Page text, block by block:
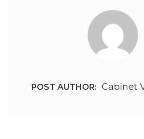
POST AUTHOR: Cabinet